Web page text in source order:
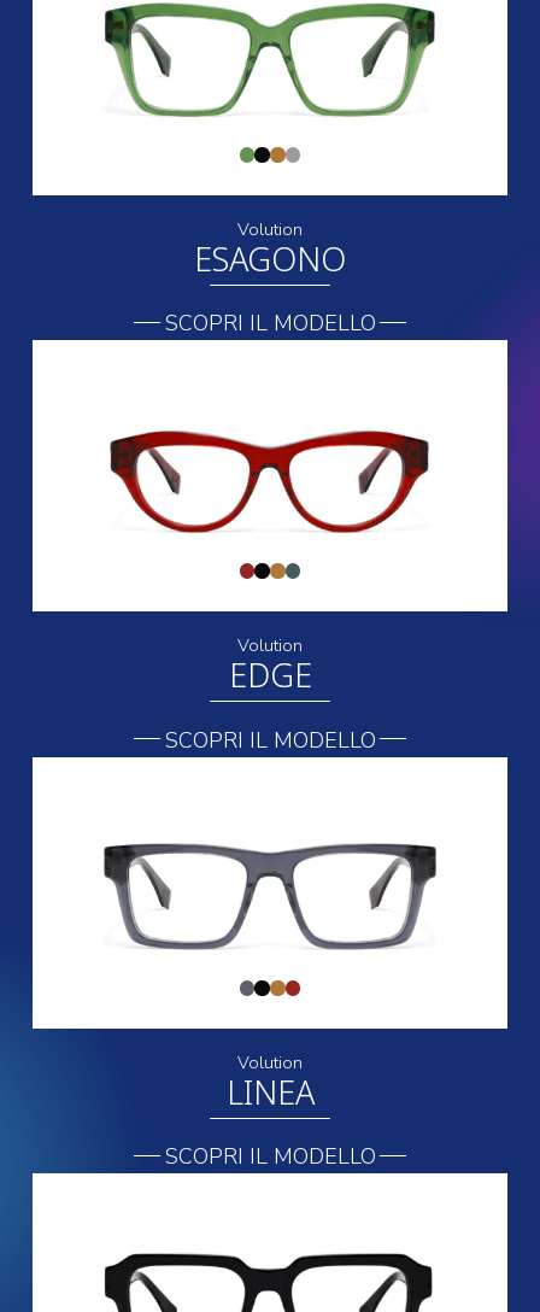
Volution
ESAGONO
SCOPRI IL MODELLO
Volution
EDGE
SCOPRI IL MODELLO
Volution
LINEA
SCOPRI IL MODELLO